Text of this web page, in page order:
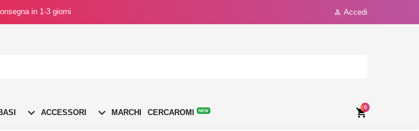
in 1-3 giorni  Accedi
 ACCESSORI  MARCHI CERCAROMI NEW 
0